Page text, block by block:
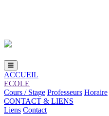
ACCUEIL
ECOLE
Cours / Stage Professeurs Horaire
CONTACT & LIENS
Liens Contact